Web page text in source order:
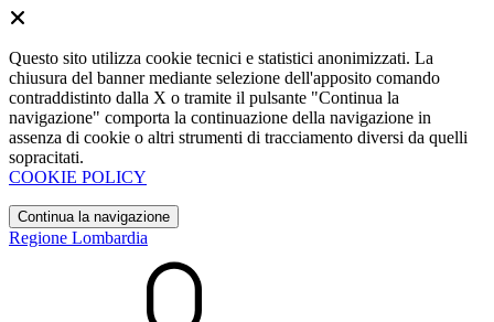
Questo sito utilizza cookie tecnici e statistici anonimizzati. La
chiusura del banner mediante selezione dell'apposito comando
contraddistinto dalla X o tramite il pulsante "Continua la
navigazione" comporta la continuazione della navigazione in
assenza di cookie o altri strumenti di tracciamento diversi da quelli
sopracitati.
COOKIE POLICY
Continua la navigazione
Regione Lombardia